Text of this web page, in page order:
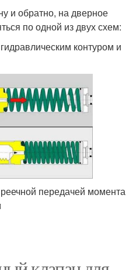
и обратно, на дверное
по одной из двух схем:
контуром и
передачей момента